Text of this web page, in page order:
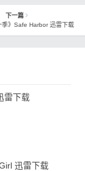
下一篇
季》Safe Harbor 迅雷下载
雷下载
迅雷下载